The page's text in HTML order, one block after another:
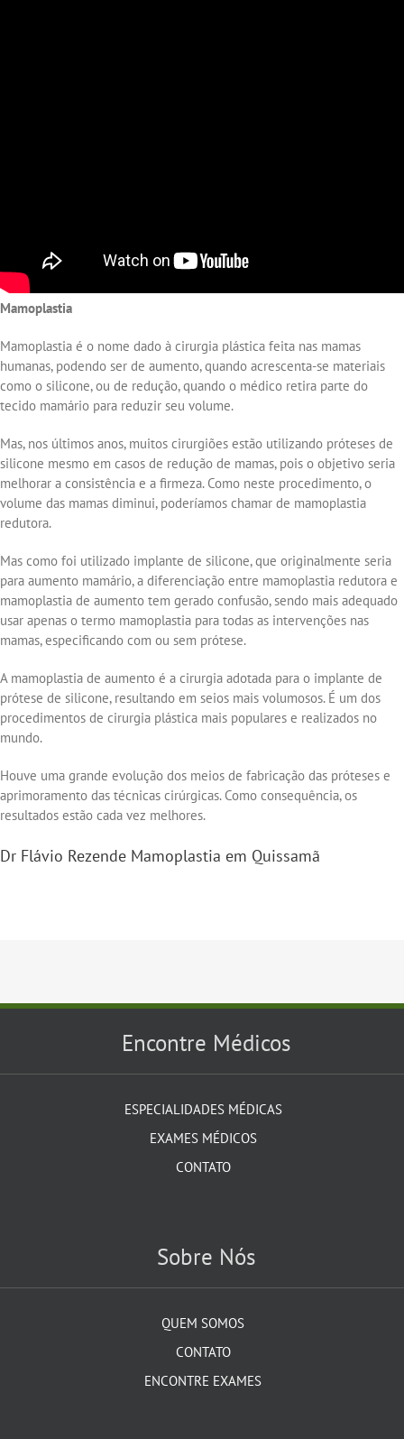
Mamoplastia
Mamoplastia é o nome dado à cirurgia plástica feita nas mamas
humanas, podendo ser de aumento, quando acrescenta-se materiais
como o silicone, ou de redução, quando o médico retira parte do
tecido mamário para reduzir seu volume.
Mas, nos últimos anos, muitos cirurgiões estão utilizando próteses de
silicone mesmo em casos de redução de mamas, pois o objetivo seria
melhorar a consistência e a firmeza. Como neste procedimento, o
volume das mamas diminui, poderíamos chamar de mamoplastia
redutora.
Mas como foi utilizado implante de silicone, que originalmente seria
para aumento mamário, a diferenciação entre mamoplastia redutora e
mamoplastia de aumento tem gerado confusão, sendo mais adequado
usar apenas o termo mamoplastia para todas as intervenções nas
mamas, especificando com ou sem prótese.
A mamoplastia de aumento é a cirurgia adotada para o implante de
prótese de silicone, resultando em seios mais volumosos. É um dos
procedimentos de cirurgia plástica mais populares e realizados no
mundo.
Houve uma grande evolução dos meios de fabricação das próteses e
aprimoramento das técnicas cirúrgicas. Como consequência, os
resultados estão cada vez melhores.
Dr Flávio Rezende Mamoplastia em Quissamã
Encontre Médicos
ESPECIALIDADES MÉDICAS
EXAMES MÉDICOS
CONTATO
Sobre Nós
QUEM SOMOS
CONTATO
ENCONTRE EXAMES